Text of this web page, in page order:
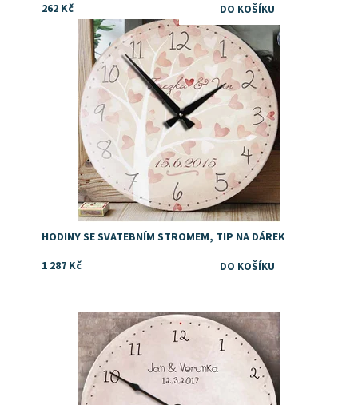
262 Kč
Dostupnost:
Skladem
HODINY SE SVATEBNÍM STROMEM, TIP NA DÁREK
1 287 Kč
Dostupnost: Skladem